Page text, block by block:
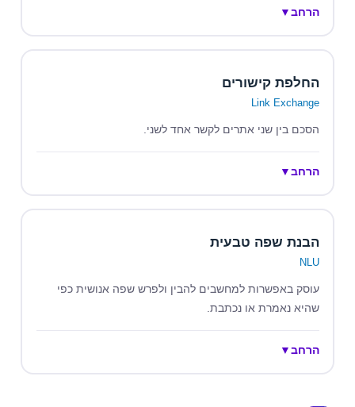
הרחב▼
החלפת קישורים
Link Exchange
הסכם בין שני אתרים לקשר אחד לשני.
הרחב▼
הבנת שפה טבעית
NLU
עוסק באפשרות למחשבים להבין ולפרש שפה אנושית כפי
שהיא נאמרת או נכתבת.
הרחב▼